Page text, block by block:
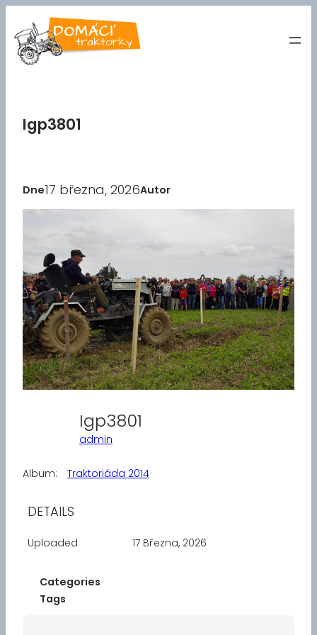
na
obsah
Igp3801
Dne17 března, 2026Autor
Igp3801
admin
Album: Traktoriáda 2014
DETAILS
Uploaded 17 Března, 2026
Categories
Tags